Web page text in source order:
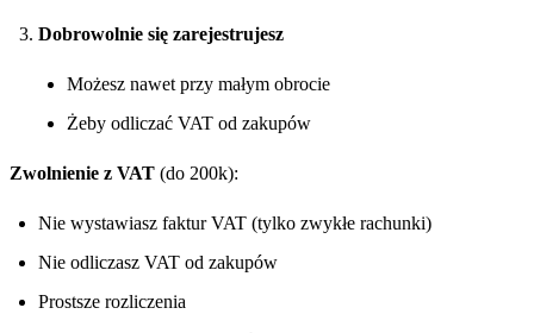
Dobrowolnie się zarejestrujesz
Możesz nawet przy małym obrocie
Żeby odliczać VAT od zakupów
Zwolnienie z VAT (do 200k):
Nie wystawiasz faktur VAT (tylko zwykłe rachunki)
Nie odliczasz VAT od zakupów
Prostsze rozliczenia